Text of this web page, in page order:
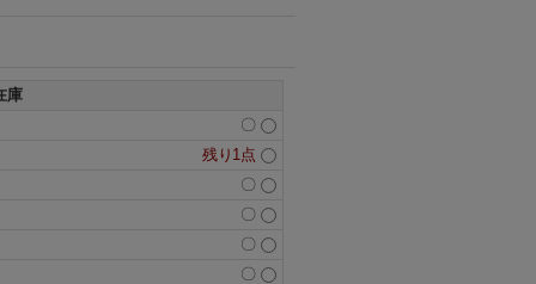
庫
〇
残り1点
〇
〇
〇
〇